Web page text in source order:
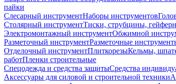
пайки
Слесарный инструментНаборы инструментов
Столярный инструментТиски, струбцины,
Электромонтажный инструментОбжимной
Разметочный инструментРазметочные
Отделочный инструментПлиткорезыКельмы,
работПленки строительные
Спецодежда и средства защитыСредства
Аксессуары для силовой и строительной техники